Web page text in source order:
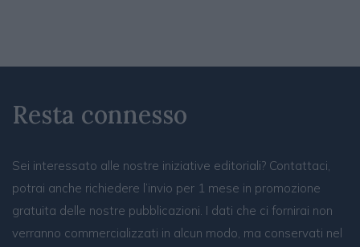
Resta connesso
Sei interessato alle nostre iniziative editoriali? Contattaci,
potrai anche richiedere l’invio per 1 mese in promozione
gratuita delle nostre pubblicazioni. I dati che ci fornirai non
verranno commercializzati in alcun modo, ma conservati nel